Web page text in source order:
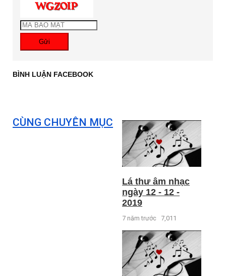
Gửi
BÌNH LUẬN FACEBOOK
CÙNG CHUYÊN MỤC
Lá thư âm nhạc
ngày 12 - 12 -
2019
7 năm trước 7,011